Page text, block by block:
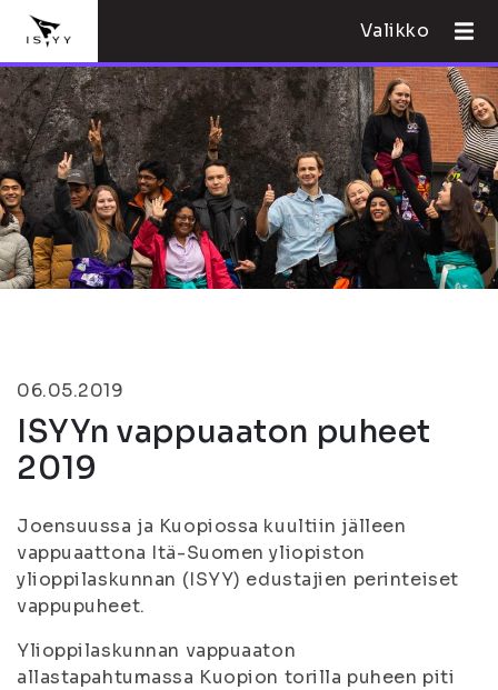
Valikko
06.05.2019
ISYYn vappuaaton puheet
2019
Joensuussa ja Kuopiossa kuultiin jälleen
vappuaattona Itä-Suomen yliopiston
ylioppilaskunnan (ISYY) edustajien perinteiset
vappupuheet.
Ylioppilaskunnan vappuaaton
allastapahtumassa Kuopion torilla puheen piti